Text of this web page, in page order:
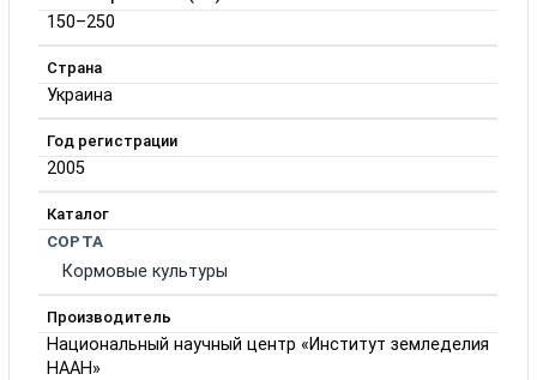
150–250
Страна
Украина
Год регистрации
2005
Каталог
СОРТА
Кормовые культуры
Производитель
Национальный научный центр «Институт земледелия
НААН»